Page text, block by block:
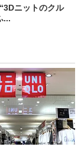
ニットのクル
...